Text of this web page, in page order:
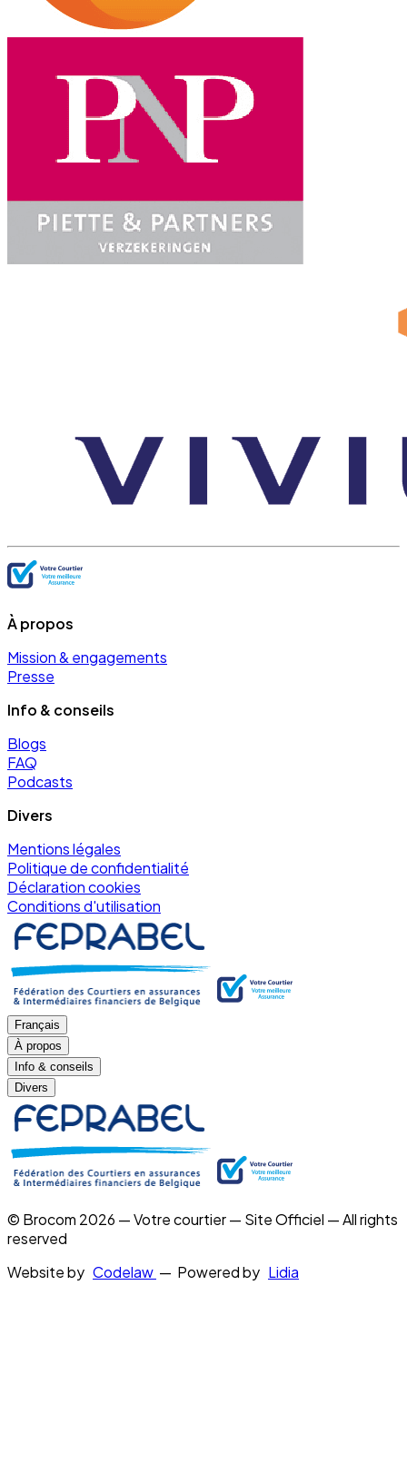
À propos
Mission & engagements
Presse
Info & conseils
Blogs
FAQ
Podcasts
Divers
Mentions légales
Politique de confidentialité
Déclaration cookies
Conditions d'utilisation
Français
À propos
Info & conseils
Divers
© Brocom 2026 — Votre courtier — Site Officiel — All rights
reserved
Website by Codelaw — Powered by Lidia